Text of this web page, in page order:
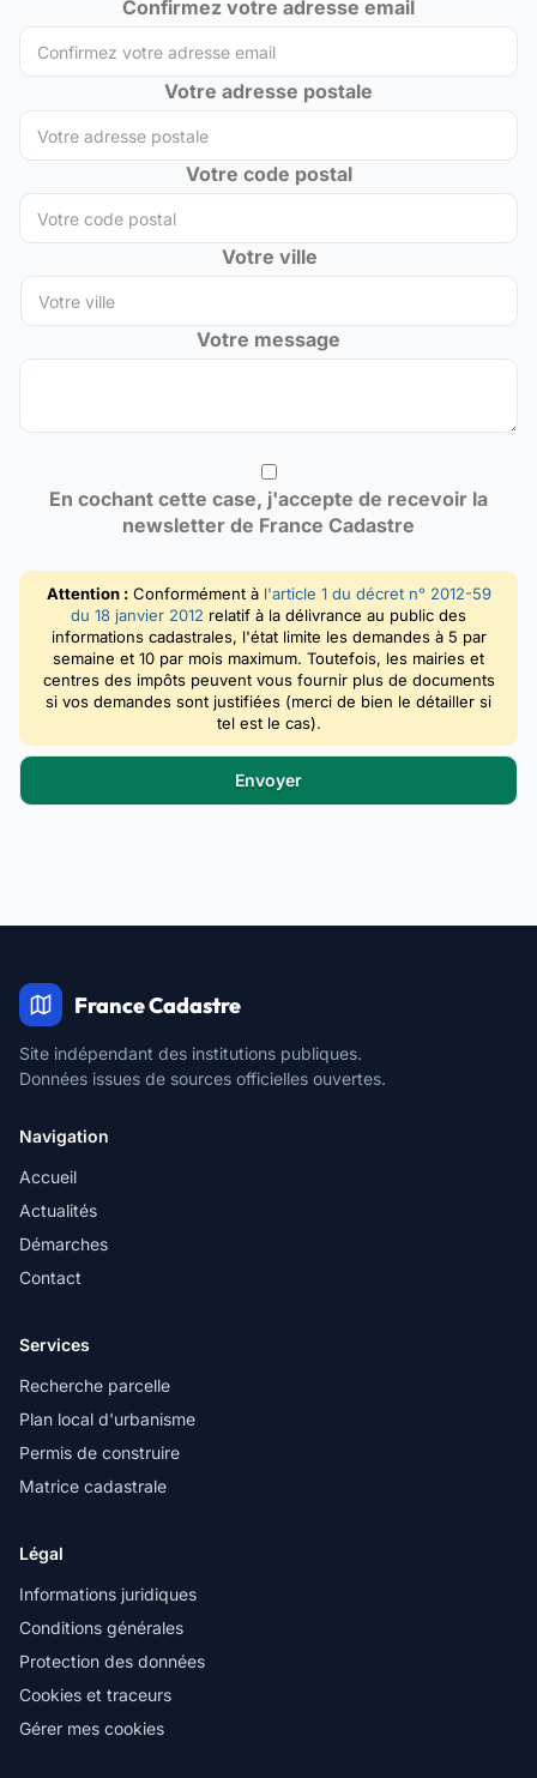
Confirmez votre adresse email
Votre adresse postale
Votre code postal
Votre ville
Votre message
En cochant cette case, j'accepte de recevoir la
newsletter de France Cadastre
Attention :Conformément à l'article 1 du décret n° 2012-59
du 18 janvier 2012 relatif à la délivrance au public des
informations cadastrales, l'état limite les demandes à 5 par
semaine et 10 par mois maximum. Toutefois, les mairies et
centres des impôts peuvent vous fournir plus de documents
si vos demandes sont justifiées (merci de bien le détailler si
tel est le cas).
France Cadastre
Site indépendant des institutions publiques.
Données issues de sources officielles ouvertes.
Navigation
Accueil
Actualités
Démarches
Contact
Services
Recherche parcelle
Plan local d'urbanisme
Permis de construire
Matrice cadastrale
Légal
Informations juridiques
Conditions générales
Protection des données
Cookies et traceurs
Gérer mes cookies